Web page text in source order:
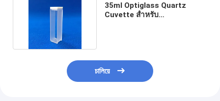
35ml Optiglass Quartz
Cuvette สำหรับ
চালিয়ে